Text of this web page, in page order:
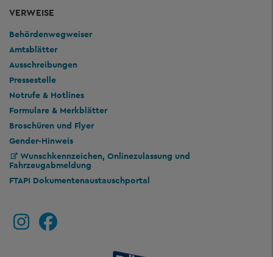
VERWEISE
Behördenwegweiser
Amtsblätter
Ausschreibungen
Pressestelle
Notrufe & Hotlines
Formulare & Merkblätter
Broschüren und Flyer
Gender-Hinweis
Wunschkennzeichen, Onlinezulassung und
Fahrzeugabmeldung
FTAPI Dokumentenaustauschportal